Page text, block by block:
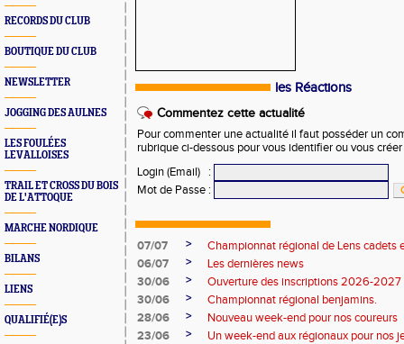
RECORDS DU CLUB
BOUTIQUE DU CLUB
NEWSLETTER
JOGGING DES AULNES
LES FOULÉES
LEVALLOISES
TRAIL ET CROSS DU BOIS
DE L'ATTOQUE
MARCHE NORDIQUE
BILANS
LIENS
QUALIFIÉ(E)S
les Réactions
Commentez cette actualité
Pour commenter une actualité il faut posséder un
rubrique ci-dessous pour vous identifier ou vous
Login (Email)
:
Mot de Passe :
07/07 >
Championnat régional de Lens cadets
06/07
>
Les dernières news
30/06
>
Ouverture des inscriptions 2026-2027
30/06
>
Championnat régional benjamins.
28/06
>
Nouveau week-end pour nos coureurs
23/06
>
Un week-end aux régionaux pour nos